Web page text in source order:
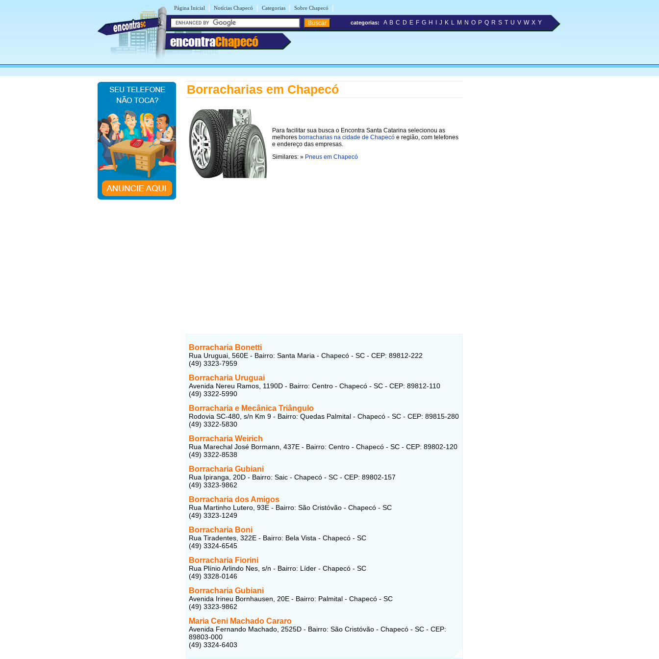
Página Inicial | Notícias Chapecó | Categorias | Sobre Chapecó |
encontraChapecó
categorias: A B C D E F G H J K L M N O P Q R S T U V W X Y
Borracharias em Chapecó
Para facilitar sua busca o Encontra Santa Catarina selecionou as
melhores borracharias na cidade de Chapecó e região, com telefones
e endereço das empresas.
Similares: » Pneus em Chapecó
Borracharia Bonetti
Rua Uruguai, 560E - Bairro: Santa Maria - Chapecó - SC - CEP: 89812-222
(49) 3323-7959
Borracharia Uruguai
Avenida Nereu Ramos, 1190D - Bairro: Centro - Chapecó - SC - CEP: 89812-110
(49) 3322-5990
Borracharia e Mecânica Triângulo
Rodovia SC-480, s/n Km 9 - Bairro: Quedas Palmital - Chapecó - SC - CEP: 89815-280
(49) 3322-5830
Borracharia Weirich
Rua Marechal José Bormann, 437E - Bairro: Centro - Chapecó - SC - CEP: 89802-120
(49) 3322-8538
Borracharia Gubiani
Rua Ipiranga, 20D - Bairro: Saic - Chapecó - SC - CEP: 89802-157
(49) 3323-9862
Borracharia dos Amigos
Rua Martinho Lutero, 93E - Bairro: São Cristóvão - Chapecó - SC
(49) 3323-1249
Borracharia Boni
Rua Tiradentes, 322E - Bairro: Bela Vista - Chapecó - SC
(49) 3324-6545
Borracharia Fiorini
Rua Plínio Arlindo Nes, s/n - Bairro: Líder - Chapecó - SC
(49) 3328-0146
Borracharia Gubiani
Avenida Irineu Bornhausen, 20E - Bairro: Palmital - Chapecó - SC
(49) 3323-9862
Maria Ceni Machado Cararo
Avenida Fernando Machado, 2525D - Bairro: São Cristóvão - Chapecó - SC - CEP:
89803-000
(49) 3324-6403